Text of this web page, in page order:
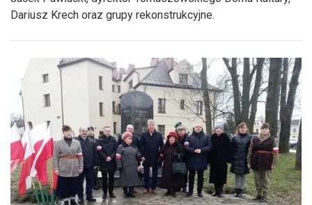
Dariusz Krech oraz grupy rekonstrukcyjne.